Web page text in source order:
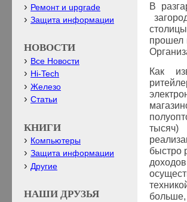
В
прошел
Как
тысяч)
быстро
больше,
Ремонт и upgrade
Защита информации
НОВОСТИ
Все Новости
Hi-Tech
Железо
Статьи
КНИГИ
Компьютеры
Защита информации
Другие
НАШИ ДРУЗЬЯ